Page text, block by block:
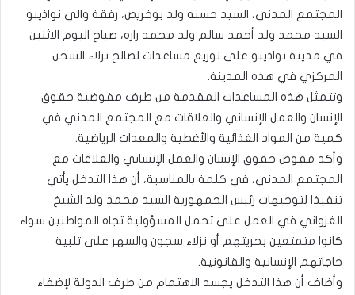
المجتمع المدني، السيد حسنه ولد بوخريص، رفقة والي نواذيبو
السيد محمد ولد أحمد سالم ولد محمد راره، صباح اليوم الاثنين
في مدينة نواذيبو على توزيع مساعدات لصالح نزلاء السجن
المركزي في هذه المدينة.
وتتمثل هذه المساعدات المقدمة من طرف مفوضية حقوق
الإنسان والعمل الإنساني والعلاقات مع المجتمع المدني في
كمية من المواد الغذائية والأغطية والمعدات الرياضية.
وأكد مفوض حقوق الإنسان والعمل الإنساني والعلاقات مع
المجتمع المدني، في كلمة بالمناسبة، أن هذا التدخل يأتي
تنفيذا لتوجيهات رئيس الجمهورية السيد محمد ولد الشيخ
الغزواني في العمل على تحمل المسؤولية تجاه المواطنين سواء
كانوا متمتعين بحريتهم أو نزلاء سجون والسهر على تلبية
حاجاتهم الإنسانية والقانونية.
وأضاف أن هذا التدخل يجسد الاهتمام من طرف الدولة لإضفاء